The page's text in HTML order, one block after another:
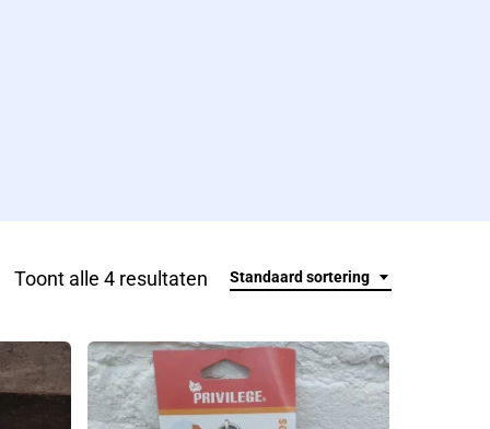
Standaard sortering
Toont alle 4 resultaten